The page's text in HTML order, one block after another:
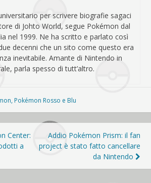
per scrivere biografie sagaci
di Johto World, segue Pokémon dal
nel 1999. Ne ha scritto e parlato così
decenni che un sito come questo era
inevitabile. Amante di Nintendo in
parla spesso di tutt’altro.
, Pokémon Rosso e Blu
Center:
a
Addio Pokémon Prism: il fan
project è stato fatto cancellare
da Nintendo